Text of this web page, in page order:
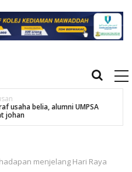
usaha belia, alumni UMPSA
johan
menjelang Hari Raya